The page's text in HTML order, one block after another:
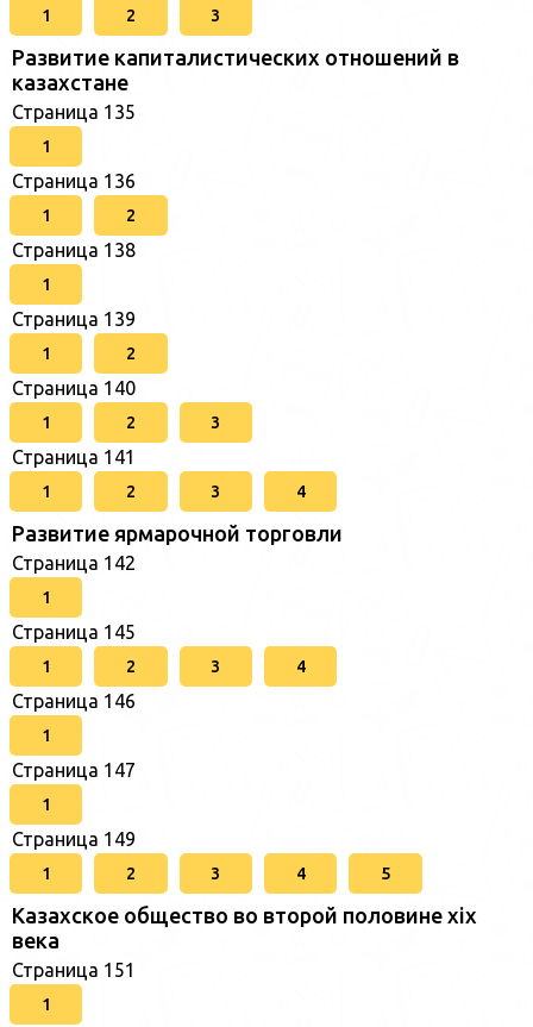
1 2 3
Развитие капиталистических отношений в
казахстане
Страница 135
1
Страница 136
1 2
Страница 138
1
Страница 139
1 2
Страница 140
1 2 3
Страница 141
1 2 3 4
Развитие ярмарочной торговли
Страница 142
1
Страница 145
1 2 3 4
Страница 146
1
Страница 147
1
Страница 149
1 2 3 4 5
Казахское общество во второй половине хіх
века
Страница 151
1